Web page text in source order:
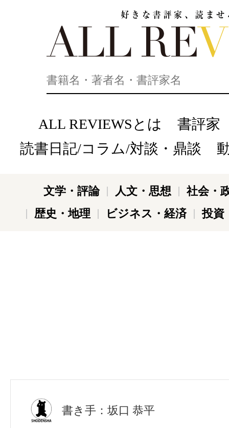
ALL REVIEWSとは
書評家
読書日記/コラム/対談・鼎談
文学・評論 人文・思想
社会・
歴史・地理
ビジネス・経済 投資
書き手：坂口 恭平